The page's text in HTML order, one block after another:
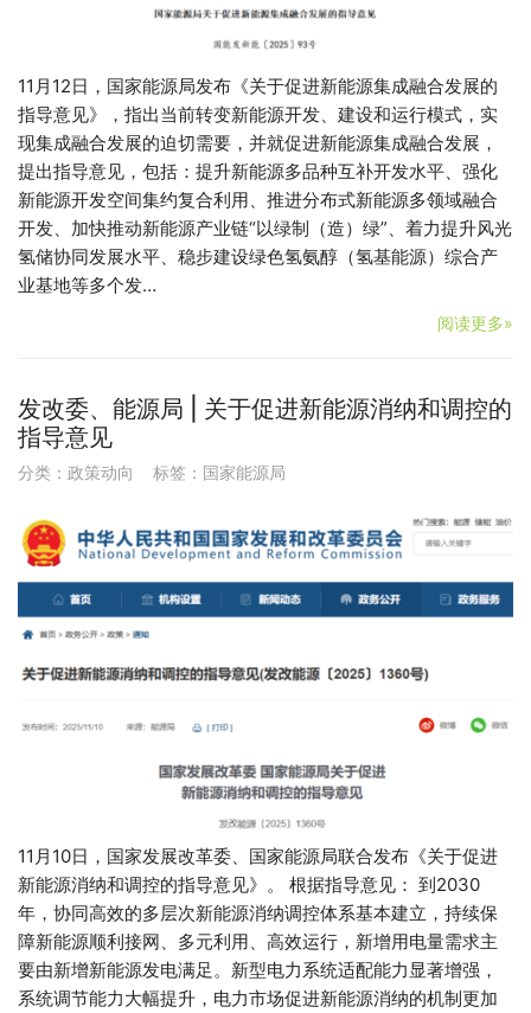
11月12日，国家能源局发布《关于促进新能源集成融合发展的
指导意见》，指出当前转变新能源开发、建设和运行模式，实
现集成融合发展的迫切需要，并就促进新能源集成融合发展，
提出指导意见，包括：提升新能源多品种互补开发水平、强化
新能源开发空间集约复合利用、推进分布式新能源多领域融合
开发、加快推动新能源产业链“以绿制（造）绿”、着力提升风光
氢储协同发展水平、稳步建设绿色氢氨醇（氢基能源）综合产
业基地等多个发…
阅读更多»
发改委、能源局 | 关于促进新能源消纳和调控的
指导意见
分类： 政策动向 标签： 国家能源局
11月10日，国家发展改革委、国家能源局联合发布《关于促进
新能源消纳和调控的指导意见》。 根据指导意见： 到2030
年，协同高效的多层次新能源消纳调控体系基本建立，持续保
障新能源顺利接网、多元利用、高效运行，新增用电量需求主
要由新增新能源发电满足。新型电力系统适配能力显著增强，
系统调节能力大幅提升，电力市场促进新能源消纳的机制更加